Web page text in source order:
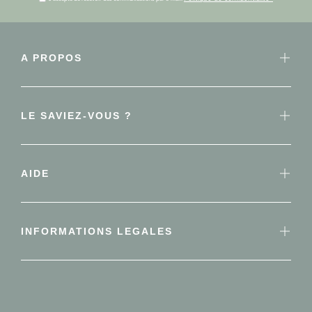
A PROPOS
LE SAVIEZ-VOUS ?
AIDE
INFORMATIONS LEGALES